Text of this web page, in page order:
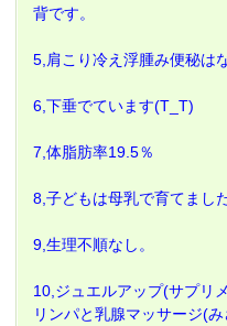
背です。
5,肩こり冷え浮腫み便秘は
6,下垂でています(T_T)
7,体脂肪率19.5％
8,子どもは母乳で育てました
9,生理不順なし。
10,ジュエルアップ(サプリ
リンパと乳腺マッサージ(